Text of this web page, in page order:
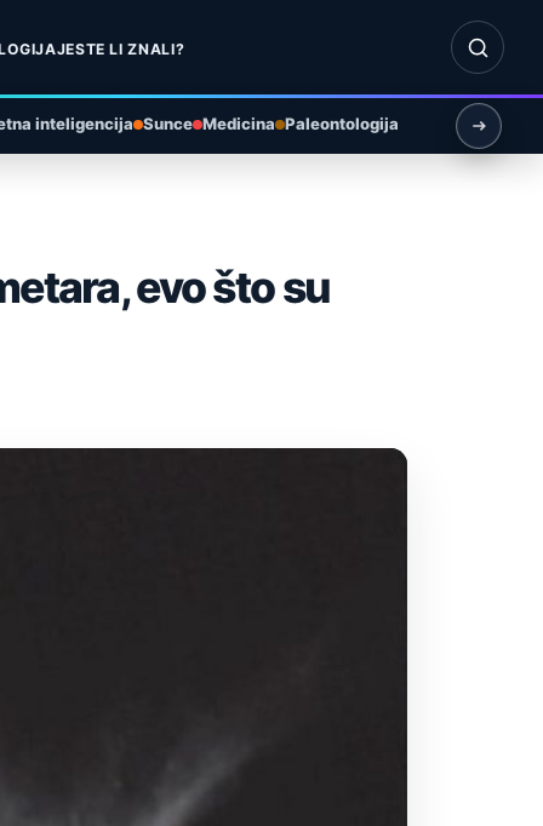
JESTE LI ZNALI?
Otvori
inteligencija Sunce Medicina Paleontologija
evo što su